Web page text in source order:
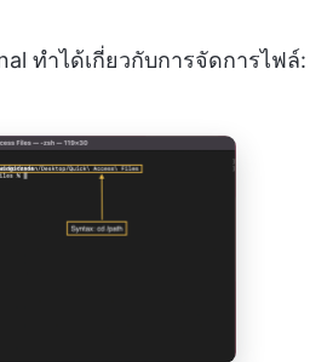
ทำได้เกี่ยวกับการจัดการไฟล์: